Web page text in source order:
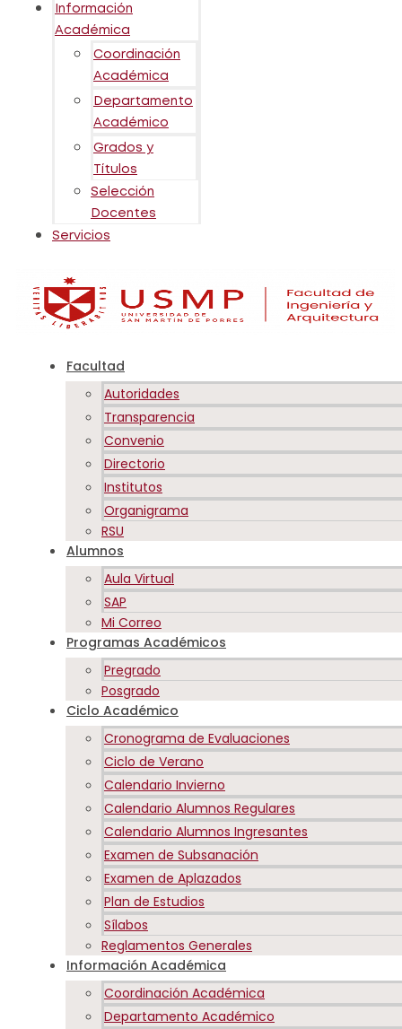
Información
Académica
Coordinación
Académica
Departamento
Académico
Grados y
Títulos
Selección
Docentes
Servicios
Facultad
Autoridades
Transparencia
Convenio
Directorio
Institutos
Organigrama
RSU
Alumnos
Aula Virtual
SAP
Mi Correo
Programas Académicos
Pregrado
Posgrado
Ciclo Académico
Cronograma de Evaluaciones
Ciclo de Verano
Calendario Invierno
Calendario Alumnos Regulares
Calendario Alumnos Ingresantes
Examen de Subsanación
Examen de Aplazados
Plan de Estudios
Sílabos
Reglamentos Generales
Información Académica
Coordinación Académica
Departamento Académico